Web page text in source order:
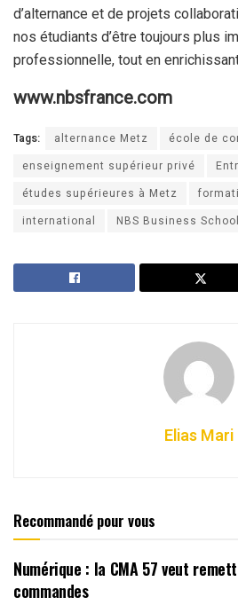
d’alternance et de projets
nos étudiants d’être toujours plus
professionnelle, tout en
www.nbsfrance.com
Tags: alternance Metz
école de
enseignement supérieur privé
études supérieures à Metz
international
NBS Business School
Elias Mari
Recommandé pour vous
Numérique : la CMA 57 veut
commandes